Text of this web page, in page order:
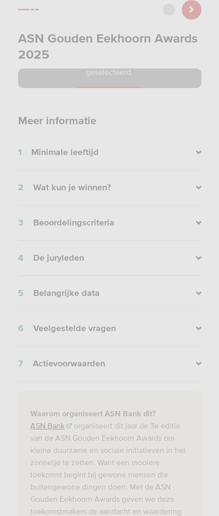
ASN Gouden Eekhoorn Awards
2025De video is niet beschikbaar omdat je niet
geselecteerd.
Zo ontvingen de winnaars in 2025 hun award.
Meer informatie
1 Minimale leeftijd
2 Wat kun je winnen?
3 Beoordelingscriteria
4 De juryleden
5 Belangrijke data
6 Veelgestelde vragen
7 Actievoorwaarden
Waarom organiseert ASN Bank dit?
ASN Bank
organiseert dit jaar de 3e editie
van de ASN Gouden Eekhoorn Awards om
kleine duurzame en sociale initiatieven in het
zonnetje te zetten. Want een mooiere
toekomst begint bij gewone mensen die
buitengewone dingen doen. Met de ASN
Gouden Eekhoorn Awards geven we deze
toekomstmakers de aandacht en waardering